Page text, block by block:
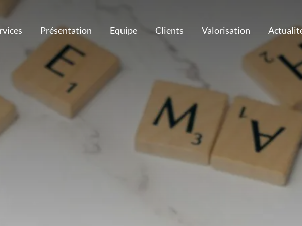
Présentation Equipe Clients Valorisation